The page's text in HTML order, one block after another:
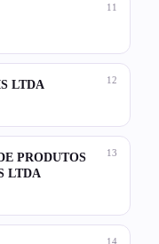
11
12
LTDA
13
PRODUTOS
LTDA
14